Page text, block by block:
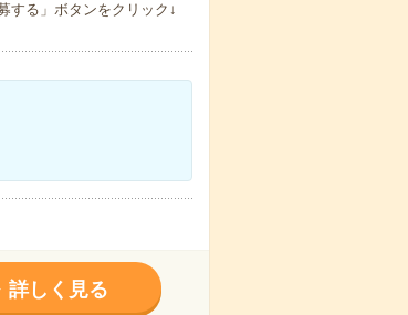
する」ボタンをクリック↓
詳しく見る